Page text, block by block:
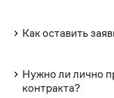
Как оставить
Нужно ли лично
контракта?